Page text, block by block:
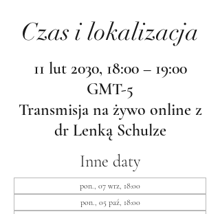
Czas i lokalizacja
11 lut 2030, 18:00 – 19:00
GMT-5
Transmisja na żywo online z
dr Lenką Schulze
Inne daty
pon., 07 wrz, 18:00
pon., 05 paź, 18:00